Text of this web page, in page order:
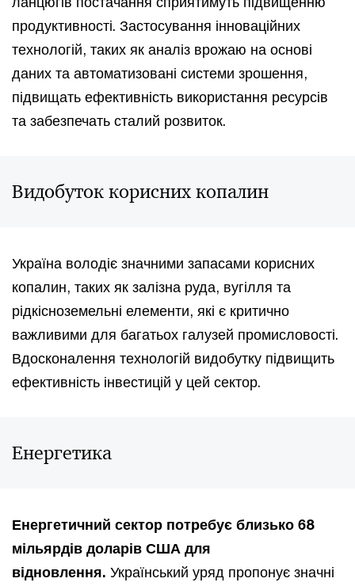
продуктивності. Застосування інноваційних
технологій, таких як аналіз врожаю на основі
даних та автоматизовані системи зрошення,
підвищать ефективність використання ресурсів
та забезпечать сталий розвиток.
Видобуток корисних копалин
Україна володіє значними запасами корисних
копалин, таких як залізна руда, вугілля та
рідкісноземельні елементи, які є критично
важливими для багатьох галузей промисловості.
Вдосконалення технологій видобутку підвищить
ефективність інвестицій у цей сектор.
Енергетика
Енергетичний сектор потребує близько 68
мільярдів доларів США для
відновлення. Український уряд пропонує значні